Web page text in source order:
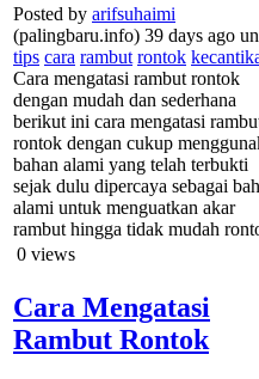
Posted by arifsuhaimi
(palingbaru.info) 39 days ago
tips cara rambut rontok
Cara mengatasi rambut rontok
dengan mudah dan sederhana
berikut ini cara mengatasi
rontok dengan cukup
bahan alami yang telah terbukti
sejak dulu dipercaya sebagai
alami untuk menguatkan akar
rambut hingga tidak mudah
0 views
Cara Mengatasi
Rambut Rontok